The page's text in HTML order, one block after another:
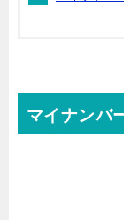
マイナンバ